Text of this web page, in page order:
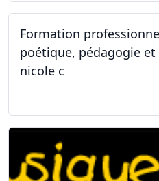
Formation
poétique, pédagogie
nicole c